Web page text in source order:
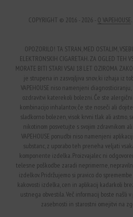
COPYRIGHT © 2016 - 2026 - Q VAPEHOUSE
OPOZORILO! TA STRAN, MED OSTALIM,
ELEKTRONSKIH CIGARETAH. ZA OGLED TEH
MORATE BITI STARI VSAJ 18 LET OZIROMA
je strupena in zasvojljiva snov, ki izhaja iz
VAPEHOUSE niso namenjeni
ozdravitvi katerekoli bolezni. Če ste
kombinacijo inhalantov, če ste noseči ali
sladkorno bolezen, visok krvni tlak ali astmo,
nikotinom posvetujte s svojim zdravnikom
VAPEHOUSE ponudbi niso namenjeni
substanc, z uporabo teh preneha veljati
komponente izdelka. Proizvajalec ni
telesne poškodbe zaradi neprimerne,
izdelkov. Pridržujemo si pravico do
kakovosti izdelka, cen in aplikacij kadarkoli
ustnega obvestila. Več informacij boste našli
zasebnosti in starostni omejitvi na